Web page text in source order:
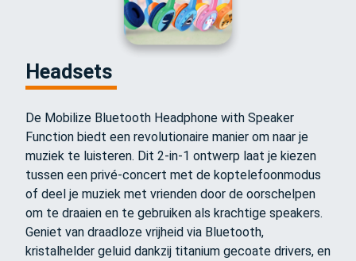
Headsets
De Mobilize Bluetooth Headphone with Speaker
Function biedt een revolutionaire manier om naar je
muziek te luisteren. Dit 2-in-1 ontwerp laat je kiezen
tussen een privé-concert met de koptelefoonmodus
of deel je muziek met vrienden door de oorschelpen
om te draaien en te gebruiken als krachtige speakers.
Geniet van draadloze vrijheid via Bluetooth,
kristalhelder geluid dankzij titanium gecoate drivers, en